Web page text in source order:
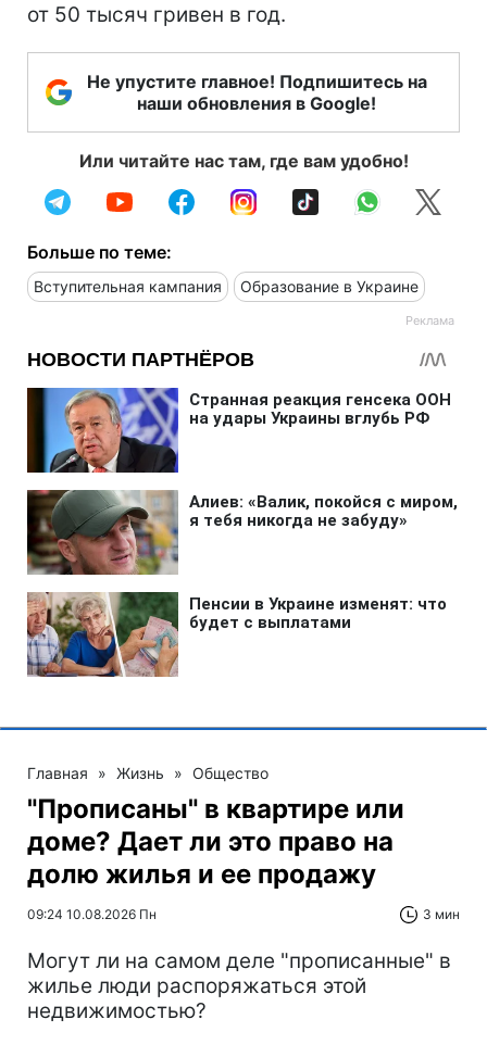
от 50 тысяч гривен в год.
Не упустите главное! Подпишитесь на
наши обновления в Google!
Или читайте нас там, где вам удобно!
Больше по теме:
Вступительная кампания Образование в Украине
Главная » Жизнь » Общество
"Прописаны" в квартире или
доме? Дает ли это право на
долю жилья и ее продажу
09:24 10.08.2026 Пн 3 мин
Могут ли на самом деле "прописанные" в
жилье люди распоряжаться этой
недвижимостью?